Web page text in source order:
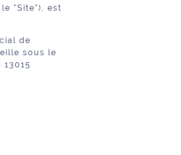
"Site"), est
de
sous le